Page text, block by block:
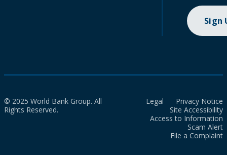
Sign
© 2025 World Bank Group. All
Rights Reserved.
Legal
Privacy Notice
Site Accessibility
Access to Information
Scam Alert
File a Complaint